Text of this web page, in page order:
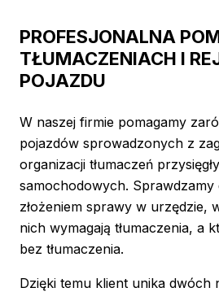
PROFESJONALNA
TŁUMACZENIACH I
POJAZDU
W naszej firmie pomagamy
pojazdów sprowadzonych z
organizacji tłumaczeń
samochodowych.
złożeniem sprawy w urzędzie,
nich wymagają tłumaczenia, a
bez tłumaczenia.
Dzięki temu klient unika dwóch